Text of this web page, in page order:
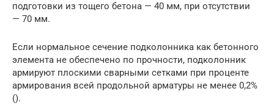
подготовки из тощего бетона — 40 мм, при отсутствии
— 70 мм.
Если нормальное сечение подколонника как бетонного
элемента не обес­печено по прочности, подколонник
армируют плоскими сварными сетками при проценте
армирования всей продольной арматуры не менее 0,2%
().